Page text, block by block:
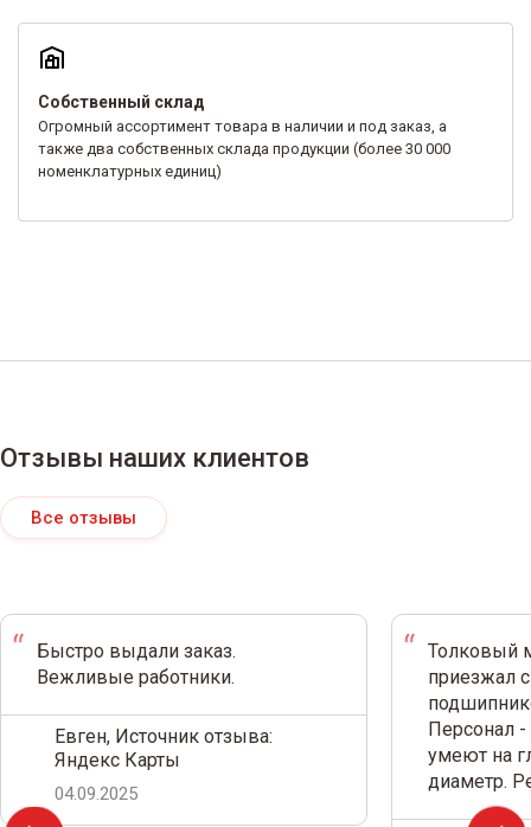
Собственный склад
Огромный ассортимент товара в наличии и под заказ, а
также два собственных склада продукции (более 30 000
номенклатурных единиц)
Отзывы наших клиентов
Все отзывы
Быстро выдали заказ.
Вежливые работники.
Евген, Источник отзыва:
Яндекс Карты
04.09.2025
Толковый
приезжал
Персонал
умеют на
диаметр.